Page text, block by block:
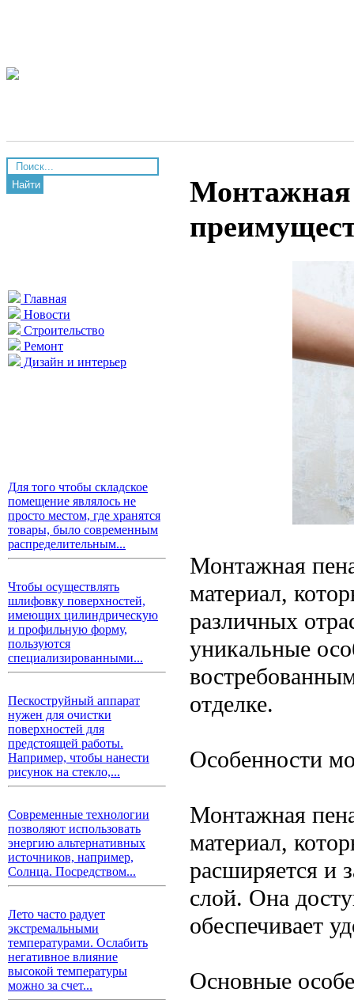
Найти
Главная
Новости
Строительство
Ремонт
Дизайн и интерьер
Для того чтобы складское
помещение являлось не
просто местом, где хранятся
товары, было современным
распределительным...
Чтобы осуществлять
шлифовку поверхностей,
имеющих цилиндрическую
и профильную форму,
пользуются
специализированными...
Пескоструйный аппарат
нужен для очистки
поверхностей для
предстоящей работы.
Например, чтобы нанести
рисунок на стекло,...
Современные технологии
позволяют использовать
энергию альтернативных
источников, например,
Солнца. Посредством...
Лето часто радует
экстремальными
температурами. Ослабить
негативное влияние
высокой температуры
можно за счет...
Монтажная
Монтажная
материал,
различных
уникальные
отделке.
Особенности
Монтажная
материал,
расширяется и
слой. Она
обеспечивает
Основные